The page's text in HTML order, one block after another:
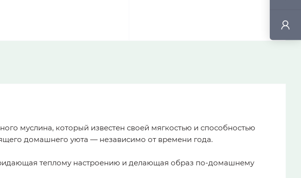
муслина, который известен своей мягкостью и способностью
домашнего уюта — независимо от времени года.
теплому настроению и делающая образ по-домашнему